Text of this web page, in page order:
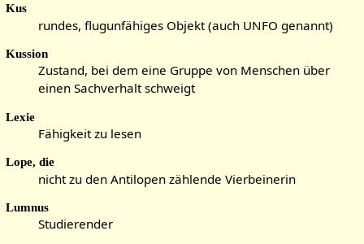
Kus
rundes, flugunfähiges Objekt (auch UNFO genannt)
Kussion
Zustand, bei dem eine Gruppe von Menschen über
einen Sachverhalt schweigt
Lexie
Fähigkeit zu lesen
Lope, die
nicht zu den Antilopen zählende Vierbeinerin
Lumnus
Studierender